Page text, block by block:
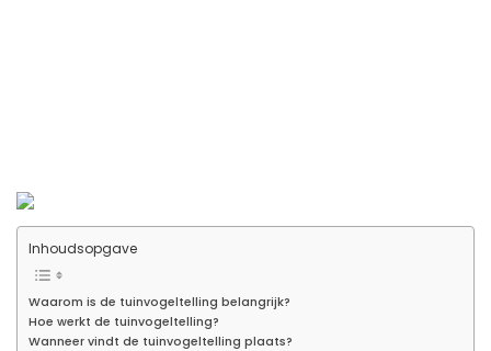
Inhoudsopgave
Waarom is de tuinvogeltelling belangrijk?
Hoe werkt de tuinvogeltelling?
Wanneer vindt de tuinvogeltelling plaats?